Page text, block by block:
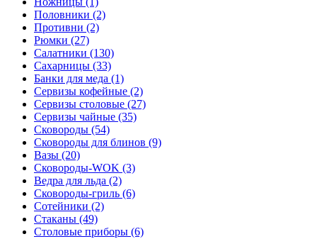
Половники (2)
Противни (2)
Рюмки (27)
Салатники (130)
Сахарницы (33)
Банки для меда (1)
Сервизы кофейные (2)
Сервизы столовые (27)
Сервизы чайные (35)
Сковороды (54)
Сковороды для блинов (9)
Вазы (20)
Сковороды-WOK (3)
Ведра для льда (2)
Сковороды-гриль (6)
Сотейники (2)
Стаканы (49)
Столовые приборы (6)